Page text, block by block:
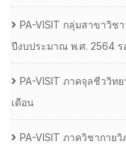
PA-VISIT กลุ่มสาขาวิช
ปีงบประมาณ พ.ศ. 2564 ร
PA-VISIT ภาคจุลชีววิท
เดือน
PA-VISIT ภาควิชากาย